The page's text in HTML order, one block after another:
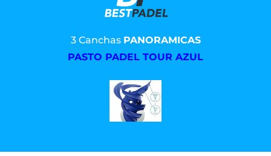
3 Canchas PANORAMICAS
PASTO PADEL TOUR AZUL